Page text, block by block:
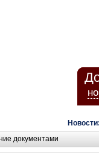
Новости:
документами